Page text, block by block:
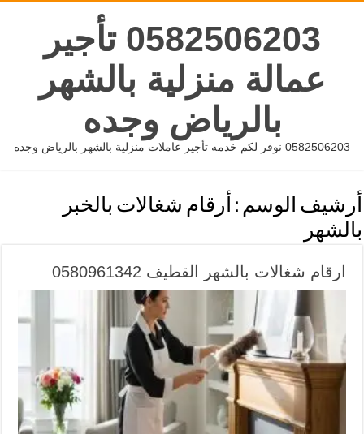
0582506203 تأجير
عمالة منزلية بالشهر
بالرياض وجده
0582506203 نوفر لكم خدمه تأجير عاملات منزلية بالشهر بالرياض وجده
أرشيف الوسم : أرقام شغالات بالخبر
بالشهر
ارقام شغالات بالشهر القطيف 0580961342